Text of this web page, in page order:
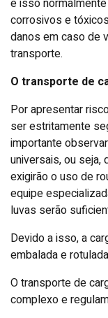
e isso
corrosivos e
danos em caso de
transporte.
O transporte de
Por apresentar
ser estritamente
importante
universais, ou seja,
exigirão o uso de
equipe
luvas serão
Devido a isso, a
embalada e
O transporte de
complexo e